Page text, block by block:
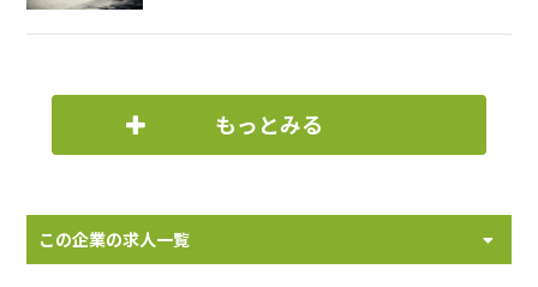
もっとみる
この企業の求人一覧